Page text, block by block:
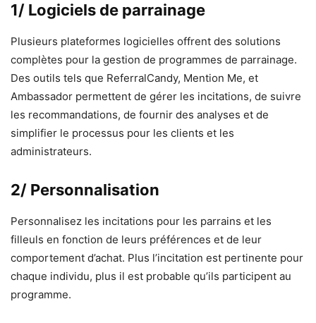
1/ Logiciels de parrainage
Plusieurs plateformes logicielles offrent des solutions
complètes pour la gestion de programmes de parrainage.
Des outils tels que ReferralCandy, Mention Me, et
Ambassador permettent de gérer les incitations, de suivre
les recommandations, de fournir des analyses et de
simplifier le processus pour les clients et les
administrateurs.
2/ Personnalisation
Personnalisez les incitations pour les parrains et les
filleuls en fonction de leurs préférences et de leur
comportement d’achat. Plus l’incitation est pertinente pour
chaque individu, plus il est probable qu’ils participent au
programme.